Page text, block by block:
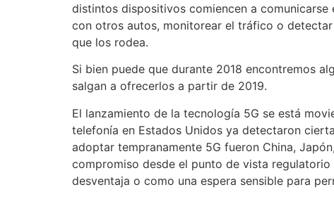
distintos dispositivos comiencen a
con otros autos, monitorear el tráfico o
que los rodea.
Si bien puede que durante 2018 encontremos
salgan a ofrecerlos a partir de 2019.
El lanzamiento de la tecnología 5G se está
telefonía en Estados Unidos ya detectaron
adoptar tempranamente 5G fueron China,
compromiso desde el punto de vista
desventaja o como una espera sensible para